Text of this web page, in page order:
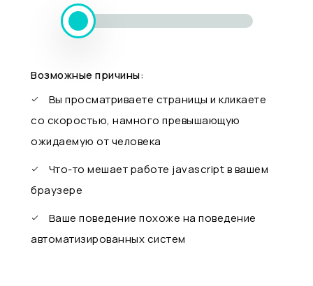
Возможные причины:
Вы просматриваете страницы и кликаете
со скоростью, намного превышающую
ожидаемую от человека
Что-то мешает работе javascript в вашем
браузере
Ваше поведение похоже на поведение
автоматизированных систем